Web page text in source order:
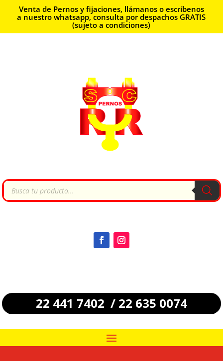
Venta de Pernos y fijaciones, llámanos o escríbenos
a nuestro whatsapp, consulta por despachos GRATIS
(sujeto a condiciones)
Búsqueda
productos
22 441 7402 / 22 635 0074